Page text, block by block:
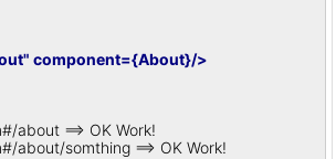
component={About}/>
about ==> OK Work!
about/somthing ==> OK Work!